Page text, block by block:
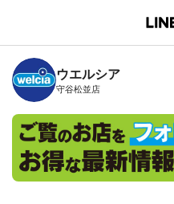
B
n
c
h
T
ウエルシア
守谷松並店